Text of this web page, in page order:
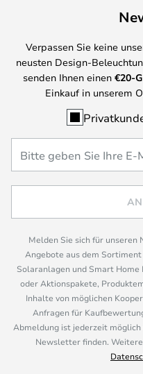
Verpassen Sie keine
neusten Design-
senden Ihnen einen €20-
Einkauf in unserem
Melden Sie sich für
Angebote aus dem
Solaranlagen und Smart
oder Aktionspakete,
Inhalte von möglichen
Anfragen für
Abmeldung ist jederzeit
Newsletter finden.